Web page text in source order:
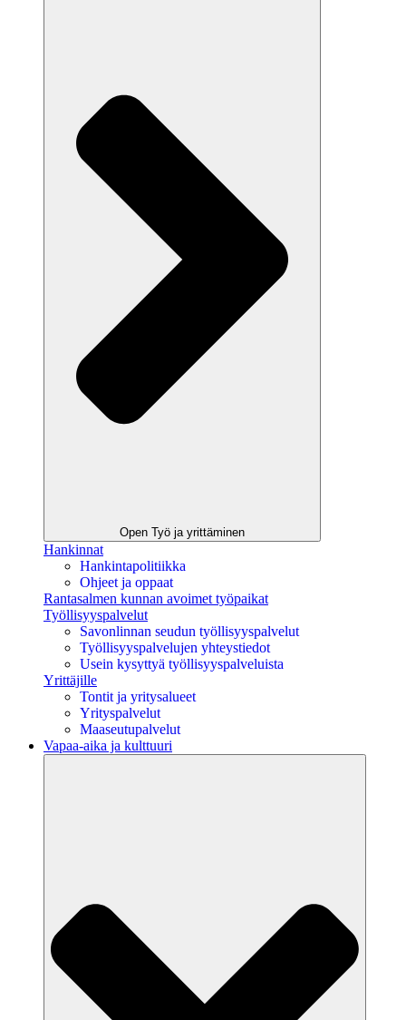
Open Työ ja yrittäminen
Hankinnat
Hankintapolitiikka
Ohjeet ja oppaat
Rantasalmen kunnan avoimet työpaikat
Työllisyyspalvelut
Savonlinnan seudun työllisyyspalvelut
Työllisyyspalvelujen yhteystiedot
Usein kysyttyä työllisyyspalveluista
Yrittäjille
Tontit ja yritysalueet
Yrityspalvelut
Maaseutupalvelut
Vapaa-aika ja kulttuuri